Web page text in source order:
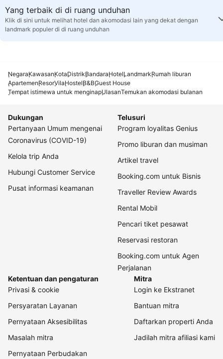
Yang terbaik di di ruang unduhan
Klik di sini untuk melihat hotel dan akomodasi lain yang dekat dengan
landmark populer di di ruang unduhan
NegaraKawasanKotaDistrikBandaraHotelLandmarkRumah liburan
ApartemenResorVilaHostelB&BGuest House
Tempat istimewa untuk menginapUlasanTemukan akomodasi bulanan
Dukungan
Pertanyaan Umum mengenai
Coronavirus (COVID-19)
Kelola trip Anda
Hubungi Customer Service
Pusat informasi keamanan
Telusuri
Program loyalitas Genius
Promo liburan dan musiman
Artikel travel
Booking.com untuk Bisnis
Traveller Review Awards
Rental Mobil
Pencari tiket pesawat
Reservasi restoran
Booking.com untuk Agen
Perjalanan
Ketentuan dan pengaturan
Privasi & cookie
Persyaratan Layanan
Pernyataan Aksesibilitas
Masalah mitra
Pernyataan Perbudakan
Mitra
Login ke Ekstranet
Bantuan mitra
Daftarkan properti Anda
Jadilah mitra afiliasi kami